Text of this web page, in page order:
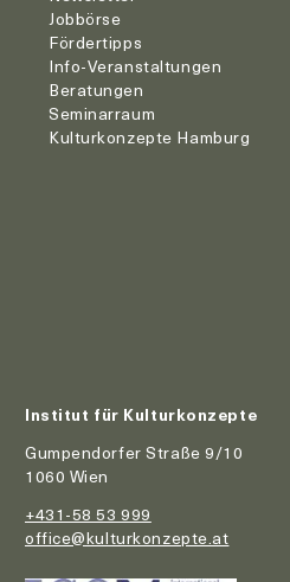
Jobbörse
Fördertipps
Info-Veranstaltungen
Beratungen
Seminarraum
Kulturkonzepte Hamburg
Institut für Kulturkonzepte
Gumpendorfer Straße 9/10
1060 Wien
+431-58 53 999
office@kulturkonzepte.at